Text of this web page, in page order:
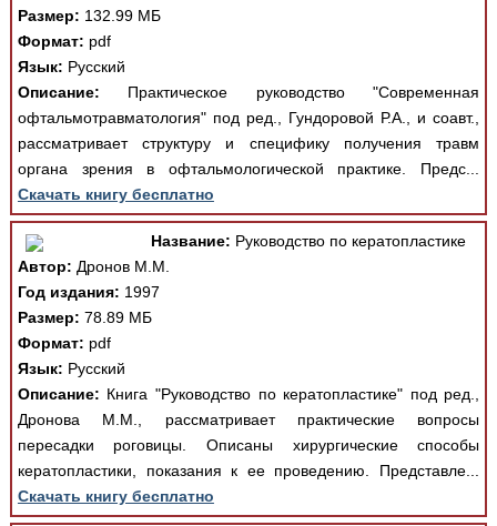
Размер: 132.99 МБ
Формат: pdf
Язык: Русский
Описание: Практическое руководство "Современная
офтальмотравматология" под ред., Гундоровой Р.А., и соавт.,
рассматривает структуру и специфику получения травм
органа зрения в офтальмологической практике. Предс...
Скачать книгу бесплатно
Название: Руководство по кератопластике
Автор: Дронов М.М.
Год издания: 1997
Размер: 78.89 МБ
Формат: pdf
Язык: Русский
Описание: Книга "Руководство по кератопластике" под ред.,
Дронова М.М., рассматривает практические вопросы
пересадки роговицы. Описаны хирургические способы
кератопластики, показания к ее проведению. Представле...
Скачать книгу бесплатно